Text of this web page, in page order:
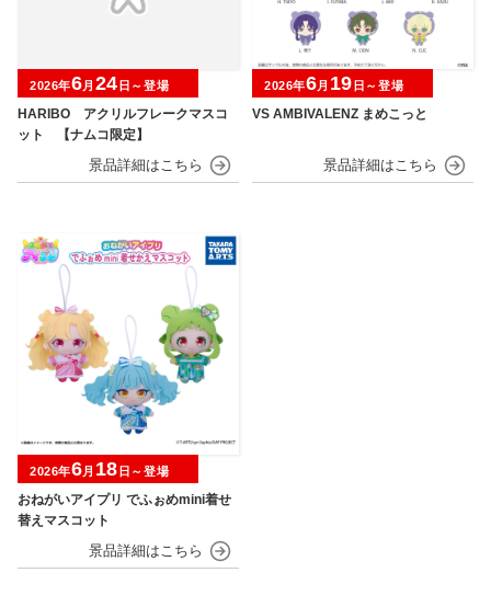
HARIBO アクリルフレークマスコ
ット 【ナムコ限定】
2026年6月 24 日～登場
VS AMBIVALENZ まめこっと
2026年6月 19 日～登場
おねがいアイプリ でふぉめmini着せ
替えマスコット
2026年6月 18 日～登場